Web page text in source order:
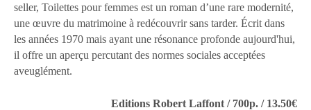
seller, Toilettes pour femmes est un roman d’une rare modernité,
une œuvre du matrimoine à redécouvrir sans tarder. Écrit dans
les années 1970 mais ayant une résonance profonde aujourd'hui,
il offre un aperçu percutant des normes sociales acceptées
aveuglément.
Editions Robert Laffont / 700p. / 13.50€